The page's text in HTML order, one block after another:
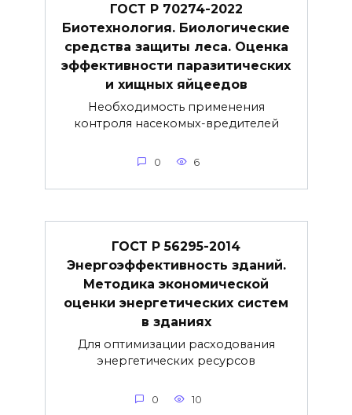
ГОСТ Р 70274-2022
Биотехнология. Биологические
средства защиты леса. Оценка
эффективности паразитических
и хищных яйцеедов
Необходимость применения
контроля насекомых-вредителей
0 6
ГОСТ Р 56295-2014
Энергоэффективность зданий.
Методика экономической
оценки энергетических систем
в зданиях
Для оптимизации расходования
энергетических ресурсов
0 10